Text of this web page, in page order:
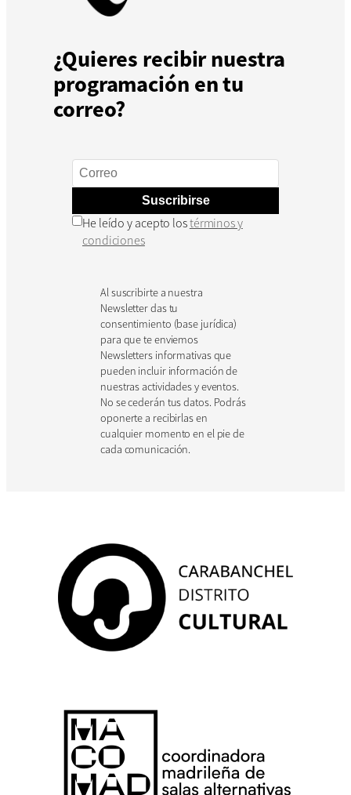
¿Quieres recibir nuestra
programación en tu
correo?
Suscribirse
He leído y acepto lostérminos y
condiciones
Al suscribirte a nuestra
Newsletter das tu
consentimiento (base jurídica)
para que te enviemos
Newsletters informativas que
pueden incluir información de
nuestras actividades y eventos.
No se cederán tus datos. Podrás
oponerte a recibirlas en
cualquier momento en el pie de
cada comunicación.